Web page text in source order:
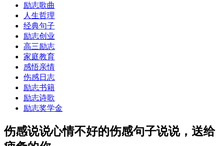
励志歌曲
人生哲理
经典句子
励志创业
高三励志
家庭教育
感悟亲情
伤感日志
励志书籍
励志诗歌
励志奖学金
伤感说说心情不好的伤感句子说说，送给